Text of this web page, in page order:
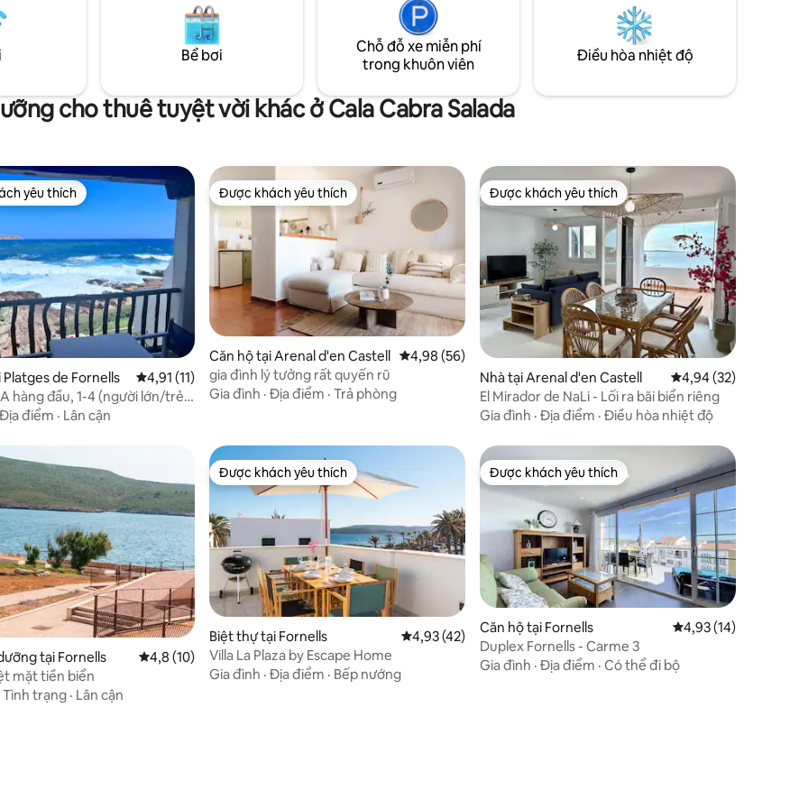
Hải đích thực. Một nơi để ngắt
Bể bơi
Chỗ đỗ xe miễn phí
trong khuôn viên
Điều hòa nhiệt độ
cho thuê tuyệt vời khác ở Cala Cabra Salada
5/5, 26 đánh giá
yêu thích
yêu thích
de Fornells Xếp hạng trung bình 4,91/5, 11 đánh giá
4,91 (11)
hàng đầu, 1-4 (người lớn/trẻ
Địa điểm · Lân cận
Được khách yêu thích
Được khách yêu thích
Căn hộ tại Arenal d'en Castell Xếp hạng trung bình 4,98/5, 56 đánh giá
4,98 (56)
gia đình lý tưởng rất quyến rũ
Gia đình · Địa điểm · Trả phòng
Được khách yêu thích
Được khách yêu thích
Nhà tại Arenal d'en Castell Xếp hạng trung bình
4,94 (32)
El Mirador de NaLi - Lối ra bãi biển riêng
Gia đình · Địa điểm · Điều hòa nhiệt độ
tại Fornells Xếp hạng trung bình 4,8/5, 10 đánh giá
4,8 (10)
mặt tiền biển
Tình trạng · Lân cận
Được khách yêu thích
Được khách yêu thích
Biệt thự tại Fornells Xếp hạng trung bình 4,93/5, 42 đánh giá
4,93 (42)
Villa La Plaza by Escape Home
Gia đình · Địa điểm · Bếp nướng
Được khách yêu thích
Được khách yêu thích
Căn hộ tại Fornells Xếp hạng trung bình
4,93 (14)
Duplex Fornells - Carme 3
Gia đình · Địa điểm · Có thể đi bộ